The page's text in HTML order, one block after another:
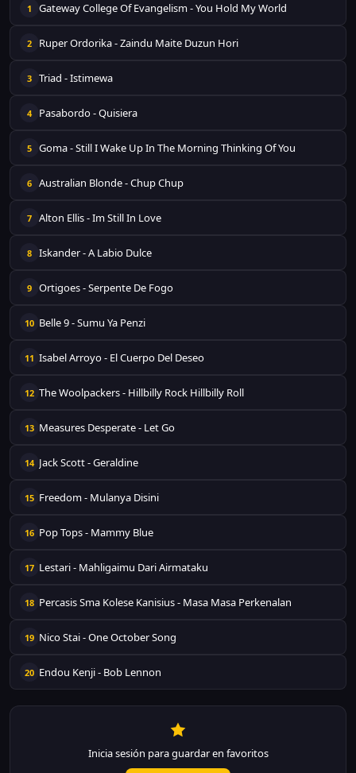
1 Gateway College Of Evangelism - You Hold My World
2 Ruper Ordorika - Zaindu Maite Duzun Hori
3 Triad - Istimewa
4 Pasabordo - Quisiera
5 Goma - Still I Wake Up In The Morning Thinking Of You
6 Australian Blonde - Chup Chup
7 Alton Ellis - Im Still In Love
8 Iskander - A Labio Dulce
9 Ortigoes - Serpente De Fogo
10 Belle 9 - Sumu Ya Penzi
11 Isabel Arroyo - El Cuerpo Del Deseo
12 The Woolpackers - Hillbilly Rock Hillbilly Roll
13 Measures Desperate - Let Go
14 Jack Scott - Geraldine
15 Freedom - Mulanya Disini
16 Pop Tops - Mammy Blue
17 Lestari - Mahligaimu Dari Airmataku
18 Percasis Sma Kolese Kanisius - Masa Masa Perkenalan
19 Nico Stai - One October Song
20 Endou Kenji - Bob Lennon
Inicia sesión para guardar en favoritos